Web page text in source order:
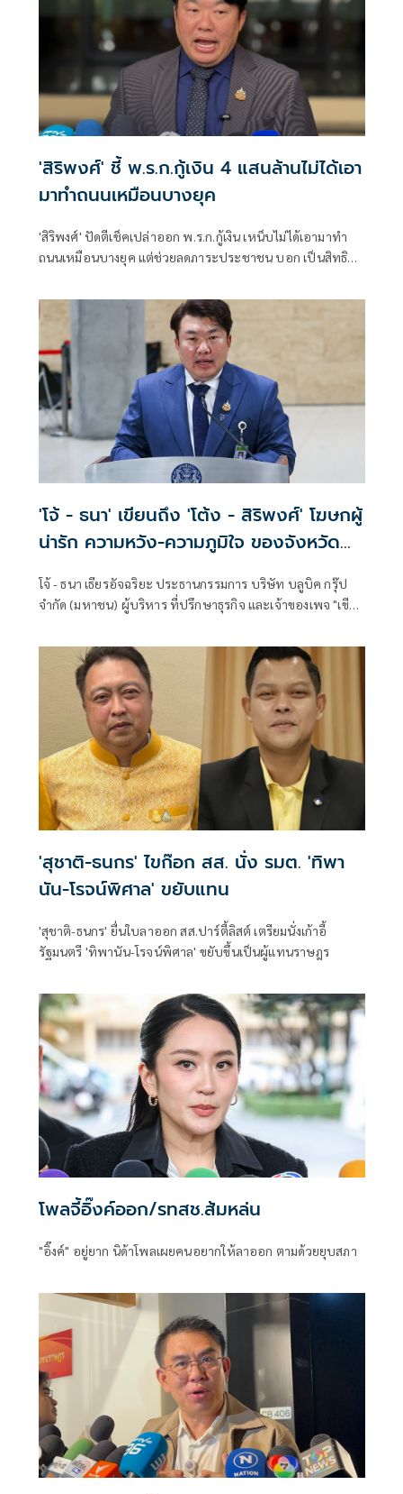
'สิริพงศ์' ชี้ พ.ร.ก.กู้เงิน 4 แสนล้านไม่ได้เอา
มาทำถนนเหมือนบางยุค
'สิริพงศ์' ปัดตีเช็คเปล่าออก พ.ร.ก.กู้เงิน เหน็บไม่ได้เอามาทำ
ถนนเหมือนบางยุค แต่ช่วยลดภาระประชาชน บอก เป็นสิทธิ
ออก พ.ร.ก.ทุกข้อ
'โจ้ - ธนา' เขียนถึง 'โต้ง - สิริพงศ์' โฆษกผู้
น่ารัก ความหวัง-ความภูมิใจ ของจังหวัด
โจ้ - ธนา เธียรอัจฉริยะ ประธานกรรมการ บริษัท บลูบิค กรุ๊ป
จำกัด (มหาชน) ผู้บริหาร ที่ปรึกษาธุรกิจ และเจ้าของเพจ "เขียน
สำนักนายกรัฐมนตรี คนใหม่ ในหัวข้อ "โฆษกผู้น่ารัก" มีเนื้อหา
'สุชาติ-ธนกร' ไขก๊อก สส. นั่ง รมต. 'ทิพา
นัน-โรจน์พิศาล' ขยับแทน
'สุชาติ-ธนกร' ยื่นใบลาออก สส.ปาร์ตี้ลิสต์ เตรียมนั่งเก้าอี้
รัฐมนตรี 'ทิพานัน-โรจน์พิศาล' ขยับขึ้นเป็นผู้แทนราษฎร
โพลจี้อิ๊งค์ออก/รทสช.ส้มหล่น
"อิ๊งค์" อยู่ยาก นิด้าโพลเผยคนอยากให้ลาออก ตามด้วยยุบสภา